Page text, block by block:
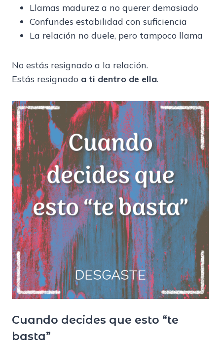
Llamas madurez a no querer demasiado
Confundes estabilidad con suficiencia
La relación no duele, pero tampoco llama
No estás resignado a la relación.
Estás resignado a ti dentro de ella.
Cuando decides que esto “te
basta”